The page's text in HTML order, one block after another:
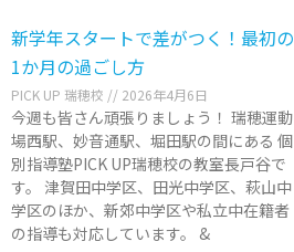
新学年スタートで差がつく！最初の
1か月の過ごし方
PICK UP 瑞穂校 2026年4月6日
今週も皆さん頑張りましょう！ 瑞穂運動
場西駅、妙音通駅、堀田駅の間にある 個
別指導塾PICK UP瑞穂校の教室長戸谷で
す。 津賀田中学区、田光中学区、萩山中
学区のほか、新郊中学区や私立中在籍者
の指導も対応しています。 &